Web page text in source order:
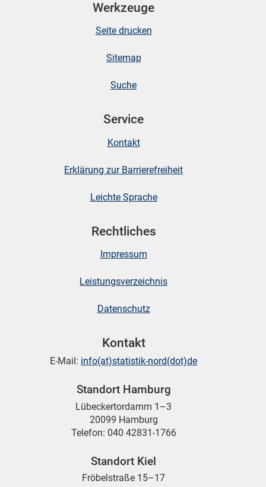
Werkzeuge
Seite drucken
Sitemap
Suche
Service
Kontakt
Erklärung zur Barrierefreiheit
Leichte Sprache
Rechtliches
Impressum
Leistungsverzeichnis
Datenschutz
Kontakt
E-Mail: info(at)statistik-nord(dot)de
Standort Hamburg
Lübeckertordamm 1–3
20099 Hamburg
Telefon: 040 42831-1766
Standort Kiel
Fröbelstraße 15–17